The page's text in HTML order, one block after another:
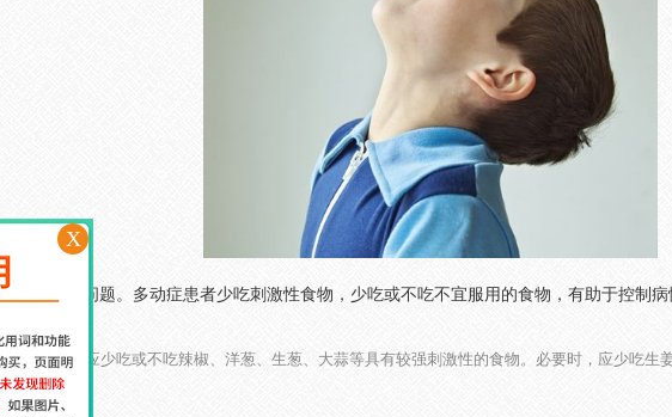
意一些问题。多动症患者少吃刺激性食物，少吃或不吃不宜服用的食物，有助于控制病
，患儿应少吃或不吃辣椒、洋葱、生葱、大蒜等具有较强刺激性的食物。必要时，应少吃生
X